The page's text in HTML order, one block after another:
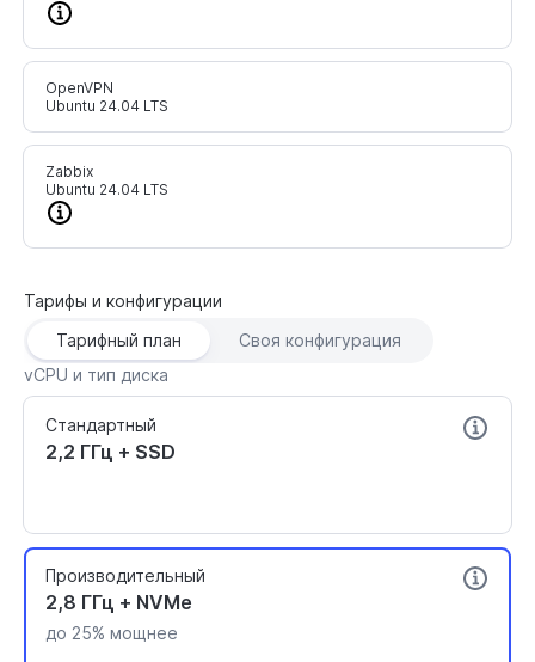
OpenVPN
Ubuntu 24.04 LTS
Zabbix
Ubuntu 24.04 LTS
Тарифы и конфигурации
Тарифный план
Своя конфигурация
vCPU и тип диска
Стандартный
2,2 ГГц + SSD
Производительный
2,8 ГГц + NVMe
до 25% мощнее